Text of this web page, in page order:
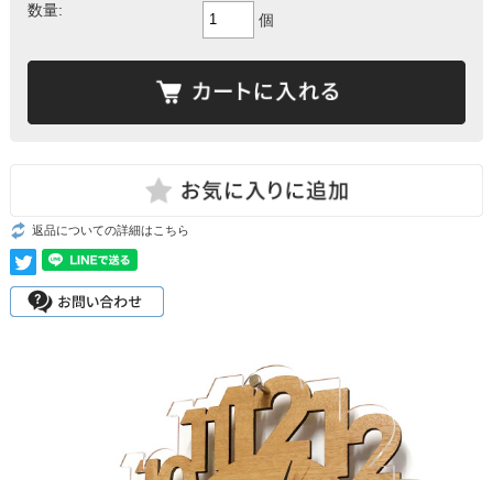
数量:
個
返品についての詳細はこちら